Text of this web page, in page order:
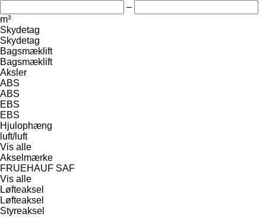
–
m³
Skydetag
Skydetag
Bagsmæklift
Bagsmæklift
Aksler
ABS
ABS
EBS
EBS
Hjulophæng
luft/luft
Vis alle
Akselmærke
FRUEHAUF SAF
Vis alle
Løfteaksel
Løfteaksel
Styreaksel